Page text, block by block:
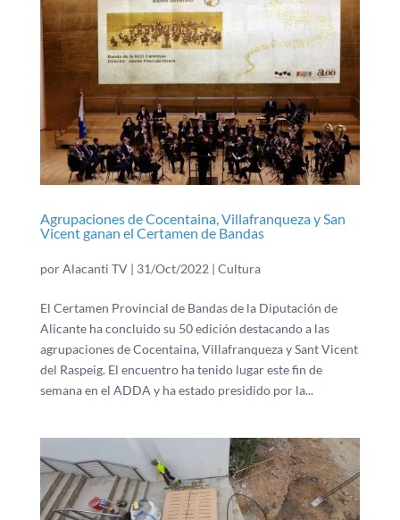
Agrupaciones de Cocentaina, Villafranqueza y San
Vicent ganan el Certamen de Bandas
porAlacanti TV| 31/Oct/2022 | Cultura
El Certamen Provincial de Bandas de la Diputación de
Alicante ha concluido su 50 edición destacando a las
agrupaciones de Cocentaina, Villafranqueza y Sant Vicent
del Raspeig. El encuentro ha tenido lugar este fin de
semana en el ADDA y ha estado presidido por la...